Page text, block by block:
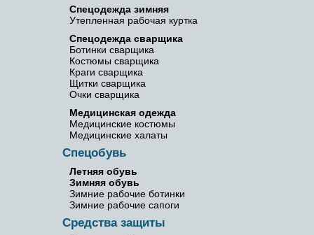
Спецодежда зимняя
Утепленная рабочая куртка
Спецодежда сварщика
Ботинки сварщика
Костюмы сварщика
Краги сварщика
Щитки сварщика
Очки сварщика
Медицинская одежда
Медицинские костюмы
Медицинские халаты
Спецобувь
Летняя обувь
Зимняя обувь
Зимние рабочие ботинки
Зимние рабочие сапоги
Средства защиты